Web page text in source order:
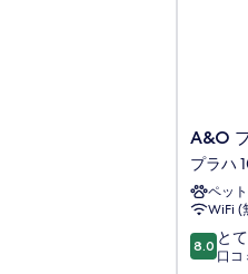
A&O
プ
ラ
ハ
レ
ア
プ
A&O
プラハ
ペッ
WiFi (
10
段
8.0 と
口コ